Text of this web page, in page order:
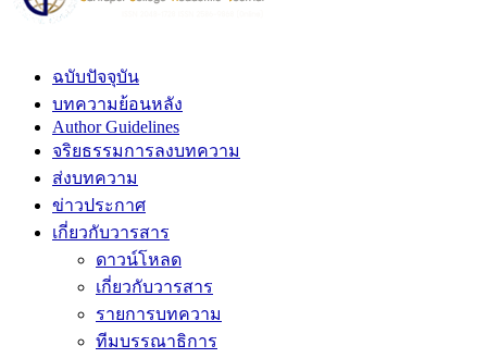
ฉบับปัจจุบัน
บทความย้อนหลัง
Author Guidelines
จริยธรรมการลงบทความ
ส่งบทความ
ข่าวประกาศ
เกี่ยวกับวารสาร
ดาวน์โหลด
เกี่ยวกับวารสาร
รายการบทความ
ทีมบรรณาธิการ